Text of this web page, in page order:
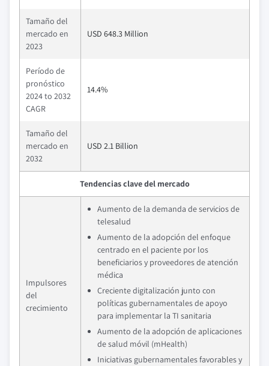
Tamaño del
mercado en
2023
USD 648.3 Million
Período de
pronóstico
2024 to 2032
CAGR
14.4%
Tamaño del
mercado en
2032
USD 2.1 Billion
Tendencias clave del mercado
Impulsores
del
crecimiento
Aumento de la demanda de servicios de
telesalud
Aumento de la adopción del enfoque
centrado en el paciente por los
beneficiarios y proveedores de atención
médica
Creciente digitalización junto con
políticas gubernamentales de apoyo
para implementar la TI sanitaria
Aumento de la adopción de aplicaciones
de salud móvil (mHealth)
Iniciativas gubernamentales favorables y